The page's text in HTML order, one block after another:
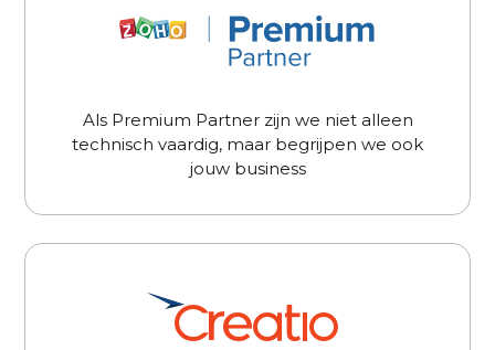
Als Premium Partner zijn we niet alleen
technisch vaardig, maar begrijpen we ook
jouw business